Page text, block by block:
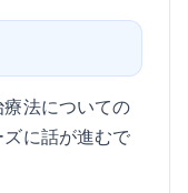
法についての
に話が進むで